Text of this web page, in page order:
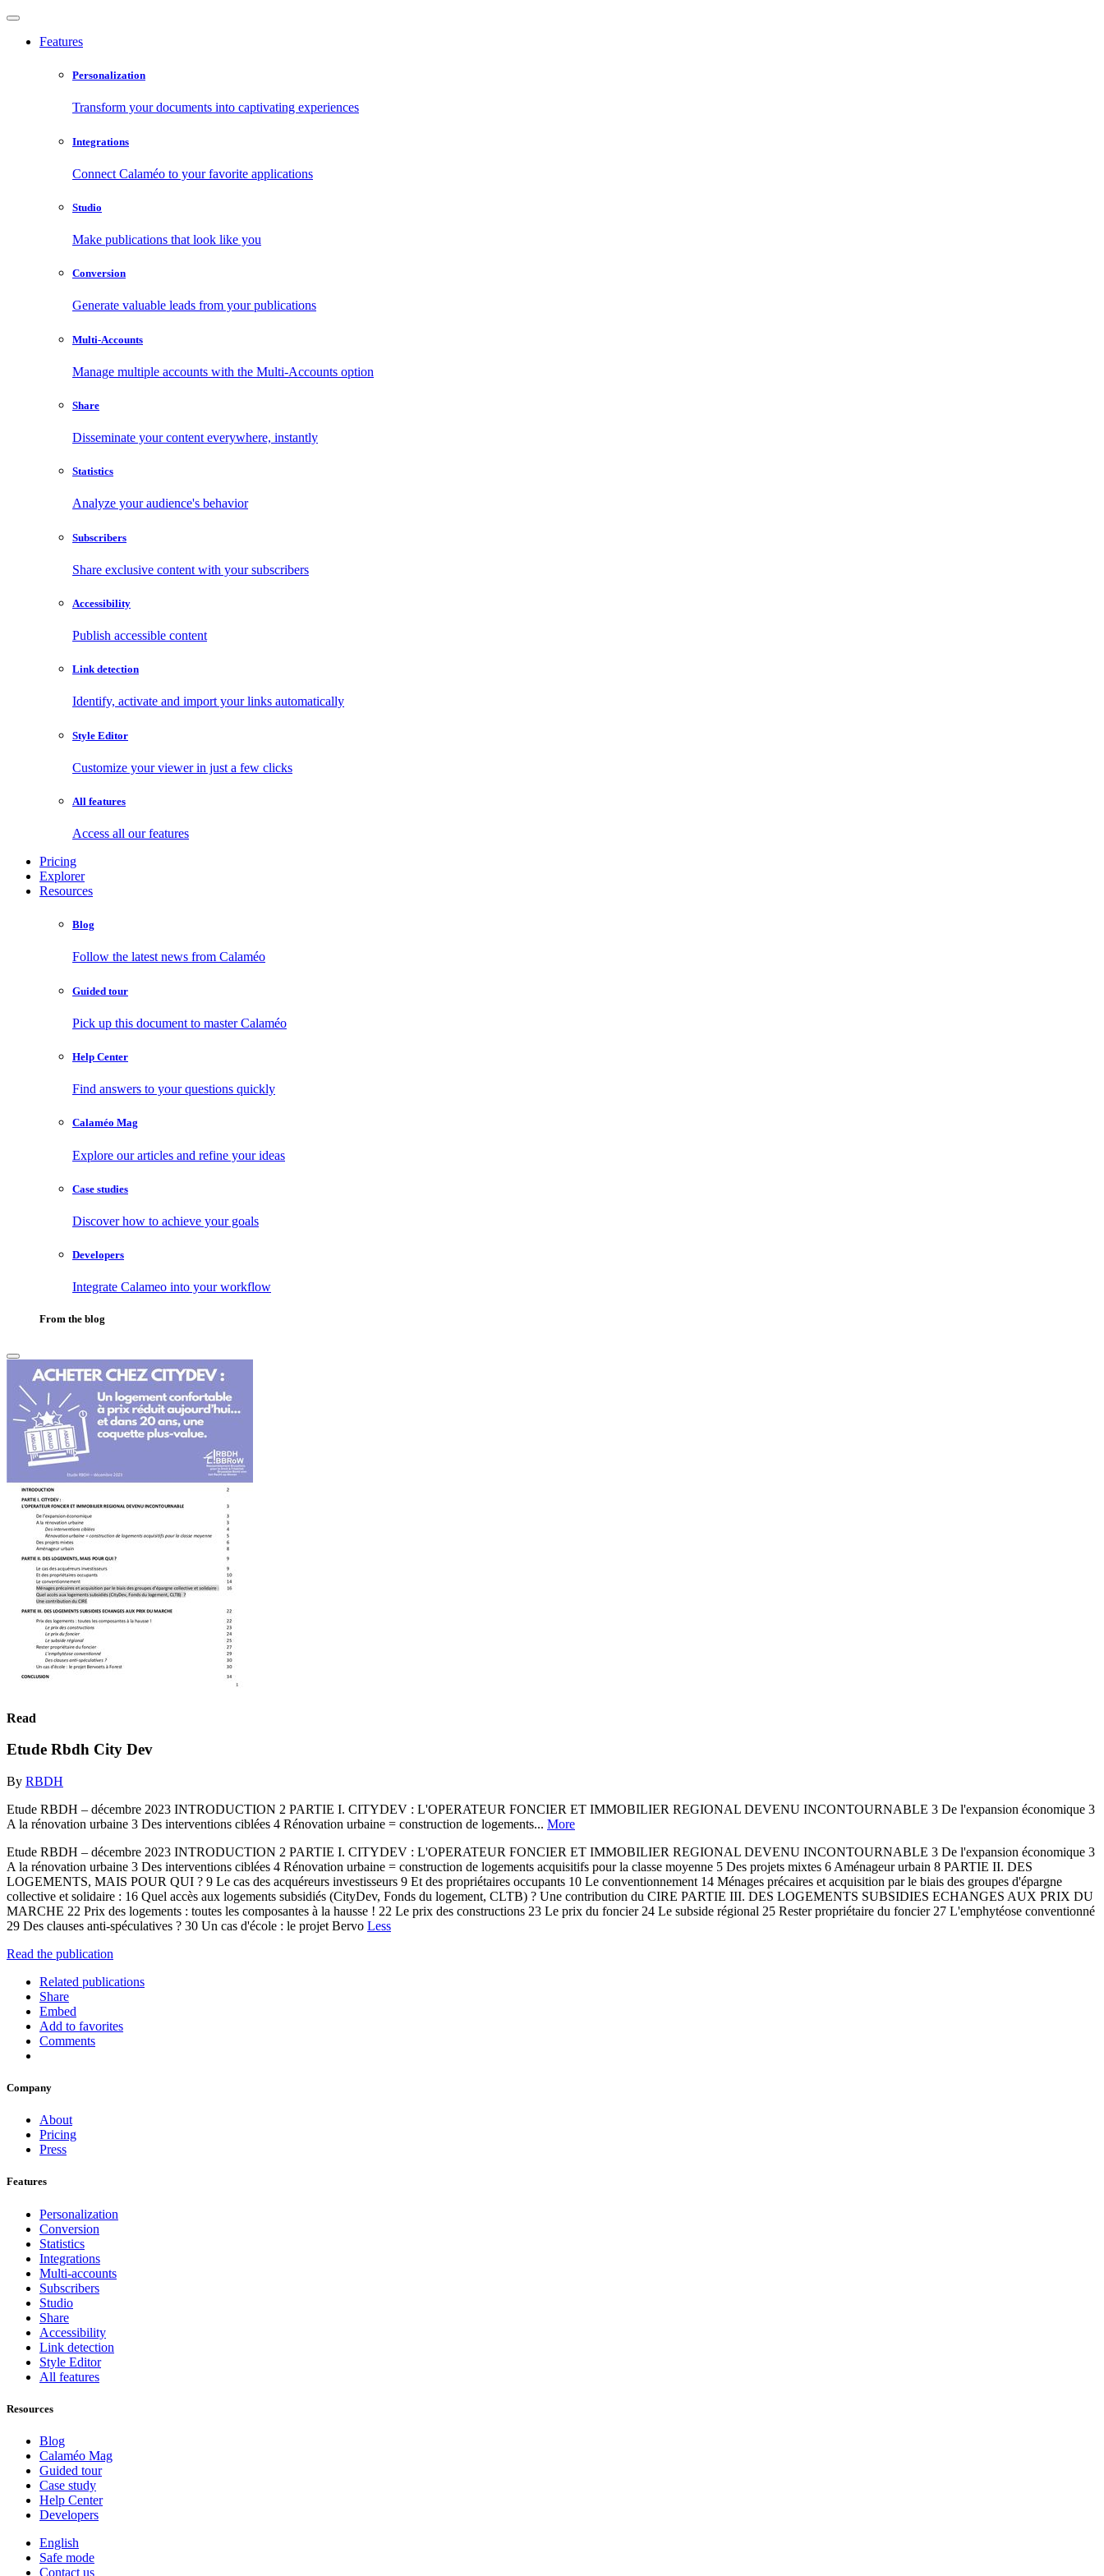
Features
Personalization
Transform your documents into captivating experiences
Integrations
Connect Calaméo to your favorite applications
Studio
Make publications that look like you
Conversion
Generate valuable leads from your publications
Multi-Accounts
Manage multiple accounts with the Multi-Accounts option
Share
Disseminate your content everywhere, instantly
Statistics
Analyze your audience's behavior
Subscribers
Share exclusive content with your subscribers
Accessibility
Publish accessible content
Link detection
Identify, activate and import your links automatically
Style Editor
Customize your viewer in just a few clicks
All features
Access all our features
Pricing
Explorer
Resources
Blog
Follow the latest news from Calaméo
Guided tour
Pick up this document to master Calaméo
Help Center
Find answers to your questions quickly
Calaméo Mag
Explore our articles and refine your ideas
Case studies
Discover how to achieve your goals
Developers
Integrate Calameo into your workflow
From the blog
Read
Etude Rbdh City Dev
By RBDH
Etude RBDH – décembre 2023 INTRODUCTION 2 PARTIE I. CITYDEV : L'OPERATEUR FONCIER ET IMMOBILIER REGIONAL DEVENU INCONTOURNABLE 3 De l'expansion économique 3
A la rénovation urbaine 3 Des interventions ciblées 4 Rénovation urbaine = construction de logements... More
Etude RBDH – décembre 2023 INTRODUCTION 2 PARTIE I. CITYDEV : L'OPERATEUR FONCIER ET IMMOBILIER REGIONAL DEVENU INCONTOURNABLE 3 De l'expansion économique 3
A la rénovation urbaine 3 Des interventions ciblées 4 Rénovation urbaine = construction de logements acquisitifs pour la classe moyenne 5 Des projets mixtes 6 Aménageur urbain 8 PARTIE II. DES
LOGEMENTS, MAIS POUR QUI ? 9 Le cas des acquéreurs investisseurs 9 Et des propriétaires occupants 10 Le conventionnement 14 Ménages précaires et acquisition par le biais des groupes d'épargne
collective et solidaire : 16 Quel accès aux logements subsidiés (CityDev, Fonds du logement, CLTB) ? Une contribution du CIRE PARTIE III. DES LOGEMENTS SUBSIDIES ECHANGES AUX PRIX DU
MARCHE 22 Prix des logements : toutes les composantes à la hausse ! 22 Le prix des constructions 23 Le prix du foncier 24 Le subside régional 25 Rester propriétaire du foncier 27 L'emphytéose conventionné
29 Des clauses anti-spéculatives ? 30 Un cas d'école : le projet Bervo Less
Read the publication
Related publications
Share
Embed
Add to favorites
Comments
Company
About
Pricing
Press
Features
Personalization
Conversion
Statistics
Integrations
Multi-accounts
Subscribers
Studio
Share
Accessibility
Link detection
Style Editor
All features
Resources
Blog
Calaméo Mag
Guided tour
Case study
Help Center
Developers
English
Safe mode
Contact us